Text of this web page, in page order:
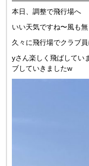
本日、調整で飛行場へ
いい天気ですね〜風も無
久々に飛行場でクラブ
yさん楽しく飛ばしてい
ブしていきましたw